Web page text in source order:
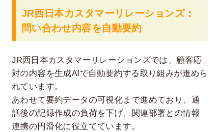
JR西日本カスタマーリレーションズ：
問い合わせ内容を自動要約
JR西日本カスタマーリレーションズでは、顧客応
対の内容を生成AIで自動要約する取り組みが進めら
れています。
あわせて要約データの可視化まで進めており、通
話後の記録作成の負荷を下げ、関連部署との情報
連携の円滑化に役立てています。